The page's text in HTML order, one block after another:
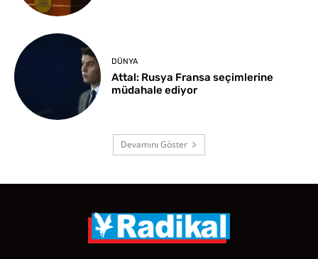
DÜNYA
Attal: Rusya Fransa seçimlerine
müdahale ediyor
Devamını Göster